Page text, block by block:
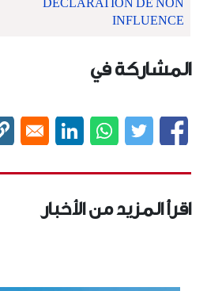
DECLARATION DE NON
INFLUENCE
المشاركة في
اقرأ المزيد من الأخبار